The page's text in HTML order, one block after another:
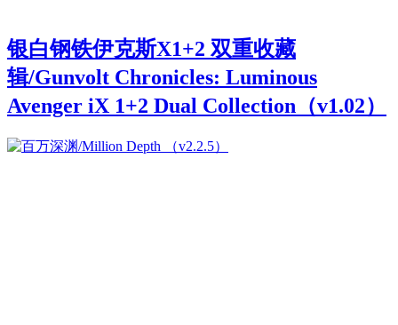
银白钢铁伊克斯X1+2 双重收藏
辑/Gunvolt Chronicles: Luminous
Avenger iX 1+2 Dual Collection（v1.02）